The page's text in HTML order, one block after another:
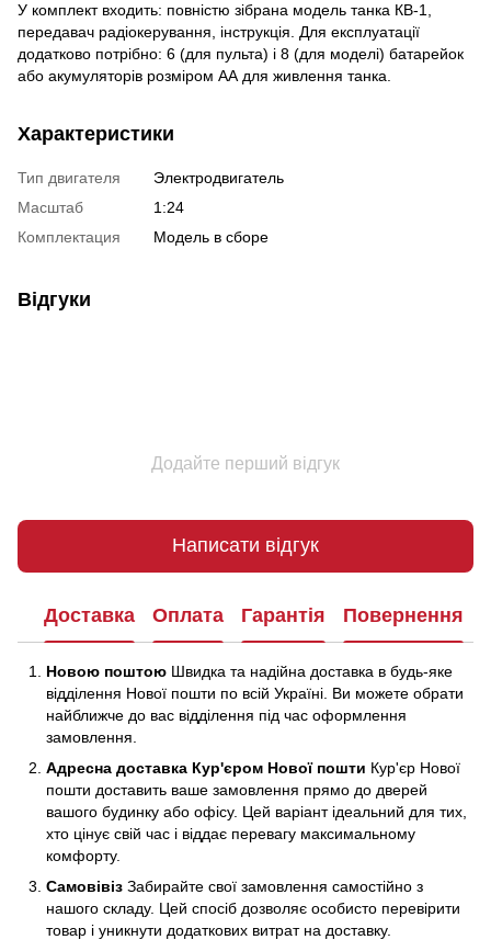
У комплект входить: повністю зібрана модель танка КВ-1,
передавач радіокерування, інструкція. Для експлуатації
додатково потрібно: 6 (для пульта) і 8 (для моделі) батарейок
або акумуляторів розміром АА для живлення танка.
Характеристики
Тип двигателя
Электродвигатель
Масштаб
1:24
Комплектация
Модель в сборе
Відгуки
Додайте перший відгук
Написати відгук
Доставка Оплата Гарантія Повернення
Новою поштою Швидка та надійна доставка в будь-яке
відділення Нової пошти по всій Україні. Ви можете обрати
найближче до вас відділення під час оформлення
замовлення.
Адресна доставка Кур'єром Нової пошти Кур'єр Нової
пошти доставить ваше замовлення прямо до дверей
вашого будинку або офісу. Цей варіант ідеальний для тих,
хто цінує свій час і віддає перевагу максимальному
комфорту.
Самовівіз Забирайте свої замовлення самостійно з
нашого складу. Цей спосіб дозволяє особисто перевірити
товар і уникнути додаткових витрат на доставку.